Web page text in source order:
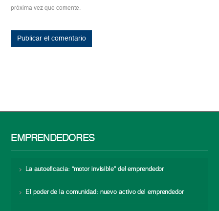
próxima vez que comente.
EMPRENDEDORES
La autoeficacia: “motor invisible” del emprendedor
El poder de la comunidad: nuevo activo del emprendedor